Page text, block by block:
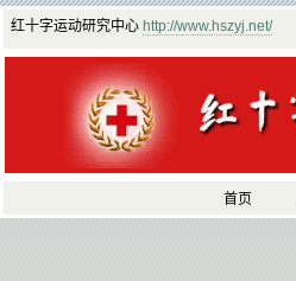
红十字运动研究中心 http://www.hszyj.net/
首页